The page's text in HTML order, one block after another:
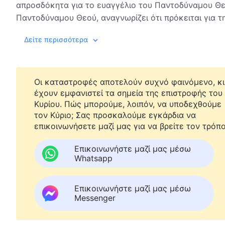
απροσδόκητα για το ευαγγέλιο του Παντοδύναμου
Παντοδύναμου Θεού, αναγνωρίζει ότι πρόκειται για
επίσκοποι και οι άλλοι ιερείς το ανακαλύψουν
εκκλησία που επιβλέπει, σε μια προσπάθεια να τον
βλέπει τα σατανικά πρόσωπα των επισκόπων και των
στον Θεό, και παραιτείται από τη θέση του ιερέα,
και να καταθέτει ενεργά μαρτυρία για το
στραφούν προς τον Παντοδύναμο Θεό και αρχίζει
επιδεικνύοντας συχνά πόσο έργο έχει κάνει και
αδελφών. Η αλαζονική του διάθεση διογκώνεται
υπεροπτικά, κάνει ό,τι κρίνει σωστό ο ίδιος και
συλληφθεί σε μια συνάθροιση. Αρχίζει να κάνει
την πλύση εγκεφάλου του Κομμουνιστικού
βλέπει ότι είναι απίστευτα αλαζόνας και χωρίς
βρίσκεται στο μονοπάτι ενός αντίχριστου. Χωρίς
είχε σίγουρα χαθεί επειδή αντιστάθηκε στον Θεό. Ο
Δείτε περισσότερα
Οι καταστροφές αποτελούν συχνό φαινόμενο, κι
έχουν εμφανιστεί τα σημεία της επιστροφής του
Κυρίου. Πώς μπορούμε, λοιπόν, να υποδεχθούμε
τον Κύριο; Σας προσκαλούμε εγκάρδια να
επικοινωνήσετε μαζί μας για να βρείτε τον
Επικοινωνήστε μαζί μας μέσω
Whatsapp
Επικοινωνήστε μαζί μας μέσω
Messenger